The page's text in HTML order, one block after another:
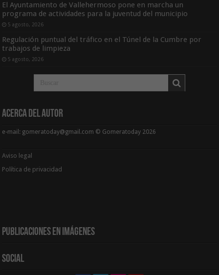
El Ayuntamiento de Vallehermoso pone en marcha un
programa de actividades para la juventud del municipio
5 agosto, 2026
Regulación puntual del tráfico en el Túnel de la Cumbre por
trabajos de limpieza
5 agosto, 2026
Acerca del Autor
e-mail: gomeratoday@gmail.com © Gomeratoday 2026
Aviso legal
Política de privacidad
Publicaciones en Imágenes
Social